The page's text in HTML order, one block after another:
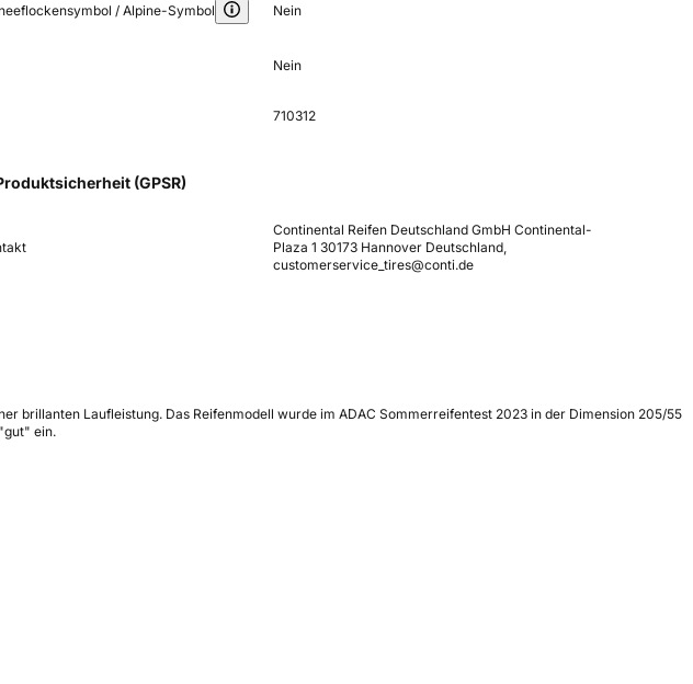
/ Alpine-Symbol Nein
Nein
710312
(GPSR)
Continental Reifen Deutschland GmbH Continental-
Plaza 1 30173 Hannover Deutschland,
customerservice_tires@conti.de
brillanten Laufleistung. Das Reifenmodell wurde im ADAC Sommerreifentest 2023 in der Dimension 205/55
ein.